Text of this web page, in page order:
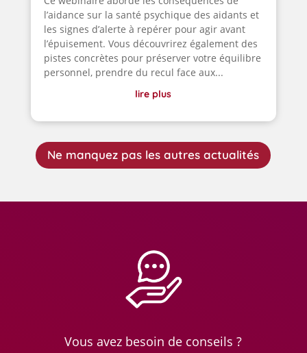
l’aidance sur la santé psychique des aidants et
les signes d’alerte à repérer pour agir avant
l’épuisement. Vous découvrirez également des
pistes concrètes pour préserver votre équilibre
personnel, prendre du recul face aux...
lire plus
Ne manquez pas les autres actualités
Vous avez besoin de conseils ?